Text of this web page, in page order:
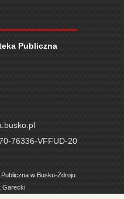
Publiczna
76336-VFFUD-20
w Busku-Zdroju
Garecki